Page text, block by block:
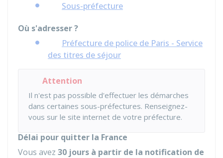
Sous-préfecture
Où s'adresser ?
Préfecture de police de Paris - Service
des titres de séjour
Attention
Il n'est pas possible d'effectuer les démarches
dans certaines sous-préfectures. Renseignez-
vous sur le site internet de votre préfecture.
Délai pour quitter la France
Vous avez 30 jours à partir de la notification de